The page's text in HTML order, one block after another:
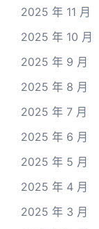
2025 年 11 月
2025 年 10 月
2025 年 9 月
2025 年 8 月
2025 年 7 月
2025 年 6 月
2025 年 5 月
2025 年 4 月
2025 年 3 月